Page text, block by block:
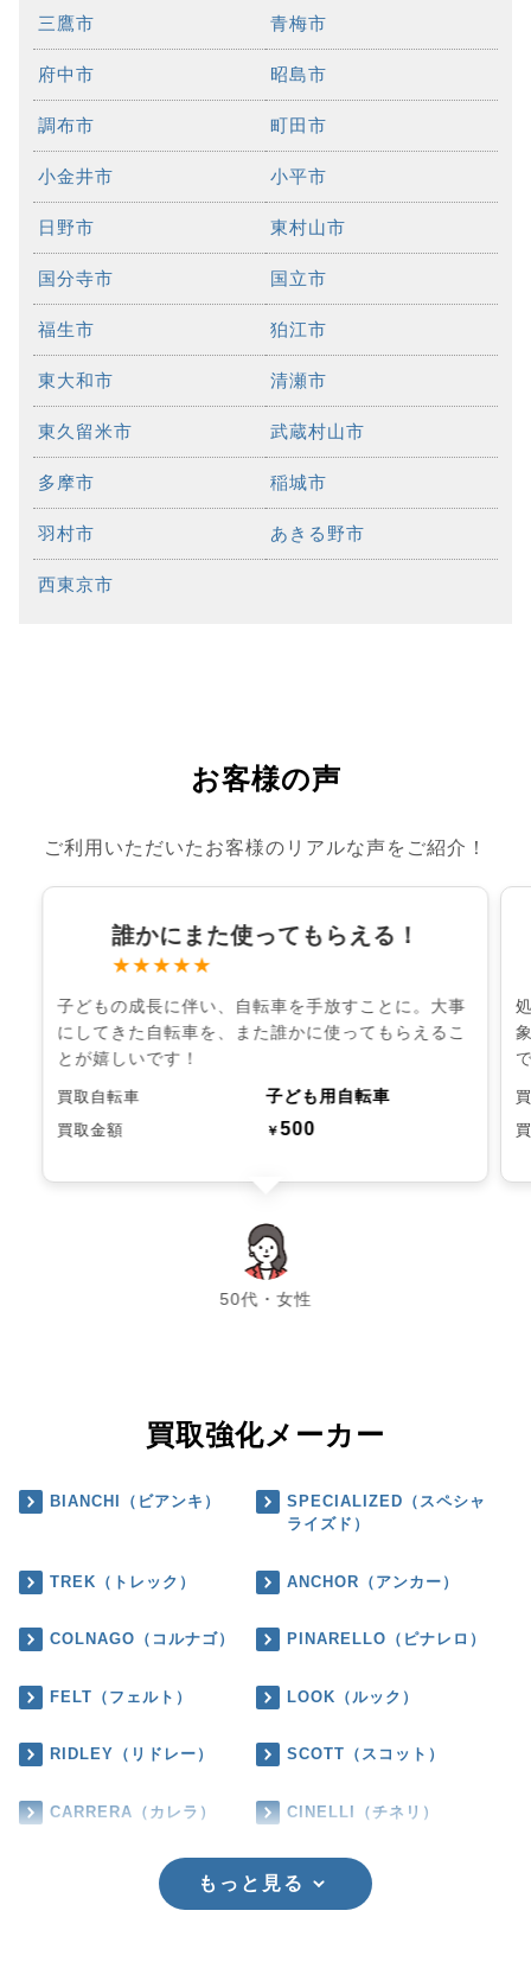
三鷹市 青梅市
府中市 昭島市
調布市 町田市
小金井市 小平市
日野市 東村山市
国分寺市 国立市
福生市 狛江市
東大和市 清瀬市
東久留米市 武蔵村山市
多摩市 稲城市
羽村市 あきる野市
西東京市
お客様の声
ご利用いただいたお客様のリアルな声をご紹介！
誰かにまた使ってもらえる！
★★★★★
子どもの成長に伴い、自転車を手放すことに。大事
にしてきた自転車を、また誰かに使ってもらえるこ
とが嬉しいです！
買取自転車 子ども用自転車
買取金額 ￥500
50代・女性
chevron_left chevron_right
買取強化メーカー
BIANCHI（ビアンキ）
SPECIALIZED（スペシャ
ライズド）
TREK（トレック） ANCHOR（アンカー）
COLNAGO（コルナゴ） PINARELLO（ピナレロ）
FELT（フェルト） LOOK（ルック）
RIDLEY（リドレー） SCOTT（スコット）
CARRERA（カレラ） CINELLI（チネリ）
もっと見る